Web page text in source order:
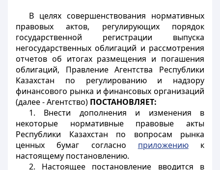
В целях совершенствования нормативных
правовых актов, регулирующих порядок
государственной регистрации выпуска
негосударственных облигаций и рассмотрения
отчетов об итогах размещения и погашения
облигаций, Правление Агентства Республики
Казахстан по регулированию и надзору
финансового рынка и финансовых организаций
(далее - Агентство) ПОСТАНОВЛЯЕТ:
1. Внести дополнения и изменения в
некоторые нормативные правовые акты
Республики Казахстан по вопросам рынка
ценных бумаг согласно приложениюк
настоящему постановлению.
2. Настоящее постановление вводится в